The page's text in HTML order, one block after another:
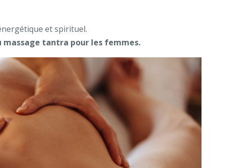
et spirituel.
massage tantra pour les femmes.